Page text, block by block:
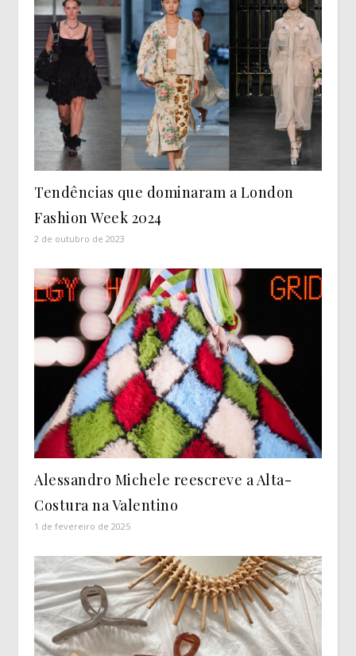
Tendências que dominaram a London
Fashion Week 2024
2 de outubro de 2023
Alessandro Michele reescreve a Alta-
Costura na Valentino
1 de fevereiro de 2025